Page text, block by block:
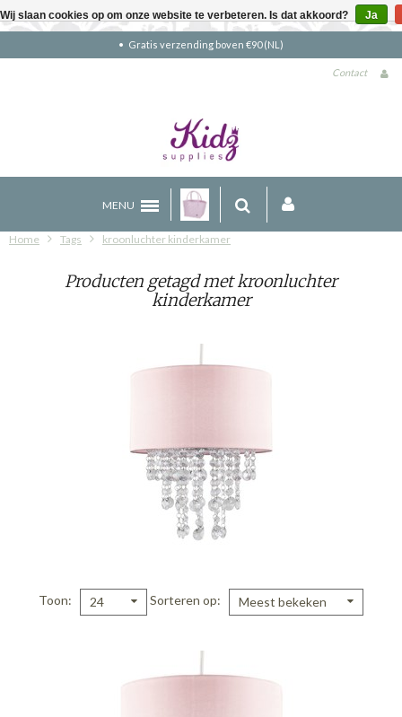
Gratis verzending boven €90 (NL)
Contact
MENU
Home Tags kroonluchter kinderkamer
Producten getagd met kroonluchter
kinderkamer
Toon 24 Sorteren op Meest bekeken
Wij slaan cookies op om onze website te verbeteren. Is dat akkoord? Ja